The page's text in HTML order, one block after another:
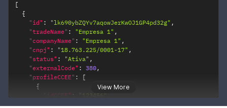
View More
[
{
"id" : "lk690ybZQYv7aqowJerKwOJ1GP4pd32g" ,
"tradeName" : "Empresa 1" ,
"companyName" : "Empresa 1" ,
"cnpj" : "18.763.225/0001-17" ,
"status" : "Ativa" ,
"externalCode" : 380,
"profileCCEE" :
[
{
"idCCEE" : "123456"
"agentCode": "Empresa1 CONV",